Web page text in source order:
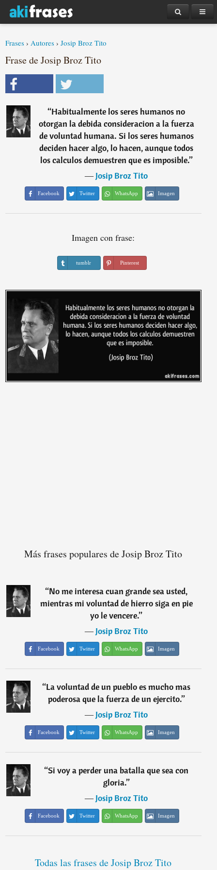
Frases ›Autores ›Josip Broz Tito
Frase de Josip Broz Tito
“Habitualmente los seres humanos no
otorgan la debida consideracion a la fuerza
de voluntad humana. Si los seres humanos
deciden hacer algo, lo hacen, aunque todos
los calculos demuestren que es imposible.”
―Josip Broz Tito
Facebook Twitter WhatsApp Imagen
Imagen con frase:
tumblr Pinterest
Más frases populares de Josip Broz Tito
“No me interesa cuan grande sea usted,
mientras mi voluntad de hierro siga en pie
yo le vencere.”
―Josip Broz Tito
Facebook Twitter WhatsApp Imagen
“La voluntad de un pueblo es mucho mas
poderosa que la fuerza de un ejercito.”
―Josip Broz Tito
Facebook Twitter WhatsApp Imagen
“Si voy a perder una batalla que sea con
gloria.”
―Josip Broz Tito
Facebook Twitter WhatsApp Imagen
Todas las frases de Josip Broz Tito